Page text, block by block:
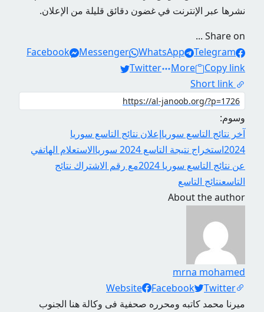
نشرها عبر الإنترنت في غضون دقائق قليلة من الإعلان.
Share on ...
Facebook
Messenger WhatsApp
Telegram
Twitter
More
Copy link
Short link
وسوم:
آخر نتائج التاسع سورياإعلان نتائج التاسع سوريا
2024استخراج نتيجة التاسع 2024 سوريا
الاستعلام الهاتفي
عن نتائج التاسع سوريا 2024
مع رقم الاشتراك نتائج
التاسعنتائج التاسع
About the author
mrna mohamed
Social Links
Website Facebook
Twitter
ميرنا محمد كاتبه ومحرره صحفية فى وكالة هنا الجنوب